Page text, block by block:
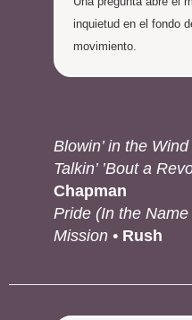
inquietud en el fondo
movimiento.
Blowin’ in the Wind
Talkin’ ’Bout a
Chapman
Pride (In the Name
Mission • Rush